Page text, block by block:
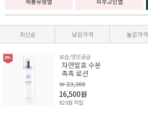
최신순 낮은가격 높은가격
보습/영양공급
자연발효 수분
촉촉 로션
￦ 23,300
16,500원
820원 적립